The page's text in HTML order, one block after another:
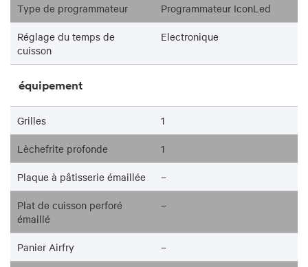
Type de programmateur Programmateur IconLed
Réglage du temps de
cuisson
Electronique
équipement
Grilles 1
Lèchefrite profonde 1
Plaque à pâtisserie émaillée –
Plat de cuisson perforé
émaillé
–
Panier Airfry –